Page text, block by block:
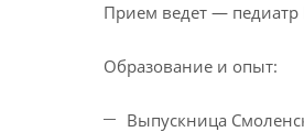
Прием ведет —
Образование и опыт:
Выпускница